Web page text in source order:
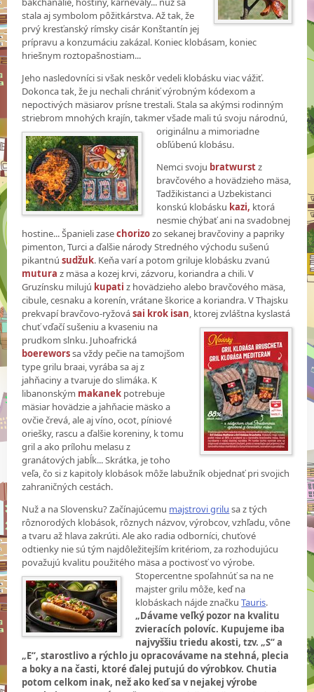
stala aj symbolom pôžitkárstva. Až tak, že
prvý kresťanský rímsky cisár Konštantín jej
prípravu a konzumáciu zakázal. Koniec klobásam, koniec
hriešnym roztopašnostiam...
Jeho nasledovníci si však neskôr vedeli klobásku viac vážiť.
Dokonca tak, že ju nechali chrániť výrobným kódexom a
nepoctivých mäsiarov prísne trestali. Stala sa akýmsi rodinným
striebrom mnohých krajín, takmer všade mali tú svoju národnú,
originálnu a mimoriadne
obľúbenú klobásu.
Nemci svoju bratwurstz
bravčového a hovädzieho mäsa,
Tadžikistanci a Uzbekistanci
konskú klobásku kazi, ktorá
nesmie chýbať ani na svadobnej
hostine... Španieli zasechorizozo sekanej bravčoviny a papriky
pimenton, Turci a ďalšie národy Stredného východu sušenú
pikantnúsudžuk. Keňa varí a potom griluje klobásku zvanú
mutura z mäsa a kozej krvi, zázvoru, koriandra a chili. V
Gruzínsku milujú kupati z hovädzieho alebo bravčového mäsa,
cibule, cesnaku a korenín, vrátane škorice a koriandra. V Thajsku
prekvapí bravčovo-ryžovásai krok isan, ktorej zvláštna kyslastá
chuť vďačí sušeniu a kvaseniu na
prudkom slnku. Juhoafrická
boereworssa vždy pečie na tamojšom
type grilu braai, vyrába sa aj z
jahňaciny a tvaruje do slimáka. K
libanonským makanek potrebuje
mäsiar hovädzie a jahňacie mäsko a
ovčie črevá, ale aj víno, ocot, píniové
oriešky, rascu a ďalšie koreniny, k tomu
gril a ako prílohu melasu z
granátových jabĺk... Skrátka, je toho
veľa, čo si z kapitoly klobások môže labužník objednať pri svojich
zahraničných cestách.
Nuž a na Slovensku? Začínajúcemu majstrovi grilu sa z tých
rôznorodých klobások, rôznych názvov, výrobcov, vzhľadu, vône
a tvaru až hlava zakrúti. Ale ako radia odborníci, chuťové
odtienky nie sú tým najdôležitejším kritériom, za rozhodujúcu
považujú kvalitu použitého mäsa a poctivosťvo výrobe.
Stopercentne spoľahnúť sa na ne
majster grilu môže, keď na
klobáskach nájde značkuTauris.
„Dávame veľký pozor na kvalitu
zvieracích polovíc. Kupujeme iba
najvyššiu triedu akosti, tzv. „S“ a
„E“, starostlivo a rýchlo ju opracovávame na stehná, plecia
a boky a na časti, ktoré ďalej putujú do výrobkov. Chutia
potom celkom inak, než ako keď sa v nejakej výrobe